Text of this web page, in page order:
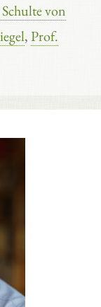
von
,Prof.